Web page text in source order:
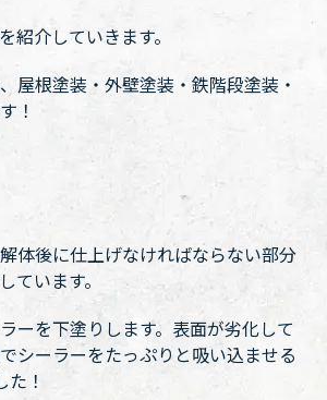
紹介していきます。
屋根塗装・外壁塗装・鉄階段塗装・
！
体後に仕上げなければならない部分
ています。
ーを下塗りします。表面が劣化して
シーラーをたっぷりと吸い込ませる
！